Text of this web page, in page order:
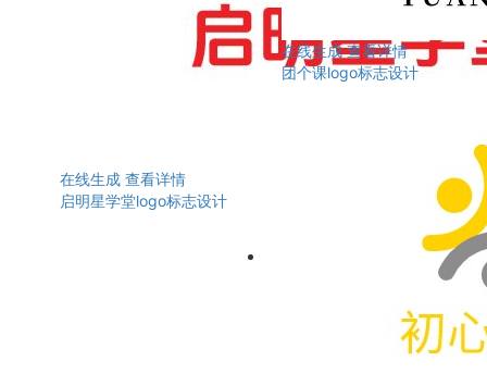
在线生成 查看详情
启明星学堂logo标志设计
在线生成 查看详情
团个课logo标志设计